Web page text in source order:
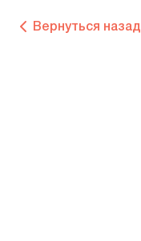
Вернуться назад